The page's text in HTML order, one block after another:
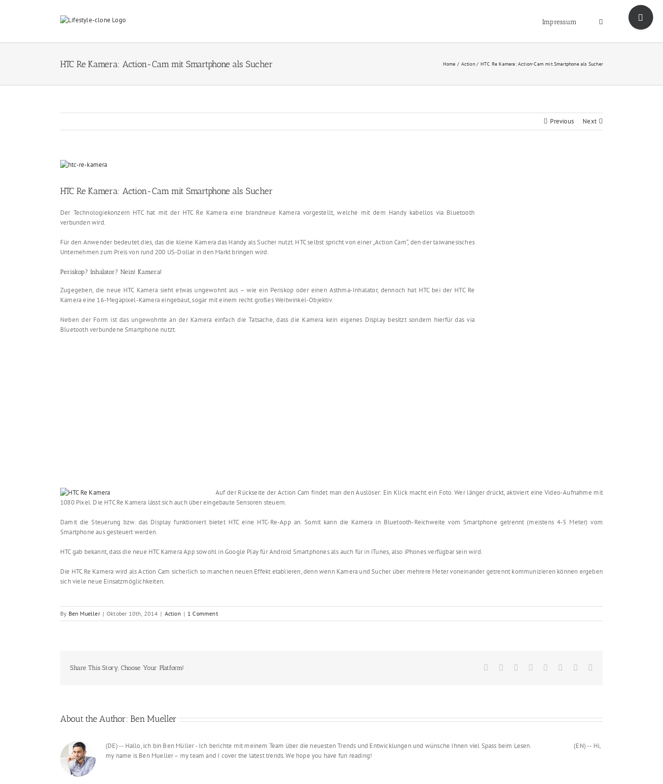
Impressum
HTC Re Kamera: Action-Cam mit Smartphone als Sucher Home Action HTC Re Kamera: Action-Cam mit Smartphone als Sucher
Previous Next
View
HTC Re Kamera: Action-Cam mit Smartphone als Sucher
Der Technologiekonzern HTC hat mit der HTC Re Kamera eine brandneue Kamera vorgestellt, welche mit dem Handy kabellos via Bluetooth
verbunden wird.
Für den Anwender bedeutet dies, das die kleine Kamera das Handy als Sucher nutzt. HTC selbst spricht von einer „Action Cam“, den der taiwanesisches
Unternehmen zum Preis von rund 200 US-Dollar in den Markt bringen wird.
Periskop? Inhalator? Nein! Kamera!
Zugegeben, die neue HTC Kamera sieht etwas ungewohnt aus – wie ein Periskop oder einen Asthma-Inhalator, dennoch hat HTC bei der HTC Re
Kamera eine 16-Megapixel-Kamera eingebaut, sogar mit einem recht großes Weitwinkel-Objektiv.
Neben der Form ist das ungewohnte an der Kamera einfach die Tatsache, dass die Kamera kein eigenes Display besitzt sondern hierfür das via
Bluetooth verbundene Smartphone nutzt.
Auf der Rückseite der Action Cam findet man den Auslöser: Ein Klick macht ein Foto. Wer länger drückt, aktiviert eine Video-Aufnahme mit
1080 Pixel. Die HTC Re Kamera lässt sich auch über eingebaute Sensoren steuern.
Damit die Steuerung bzw. das Display funktioniert bietet HTC eine HTC-Re-App an. Somit kann die Kamera in Bluetooth-Reichweite vom Smartphone getrennt (meistens 4-5 Meter) vom
Smartphone aus gesteuert werden.
HTC gab bekannt, dass die neue HTC Kamera App sowohl in Google Play für Android Smartphones als auch für in iTunes, also iPhones verfügbar sein wird.
Die HTC Re Kamera wird als Action Cam sicherlich so manchen neuen Effekt etablieren, denn wenn Kamera und Sucher über mehrere Meter voneinander getrennt kommunizieren können ergeben
sich viele neue Einsatzmöglichkeiten.
By Ben Mueller | Oktober 10th, 2014 | Action | 1 Comment
Share This Story, Choose Your Platform! Facebook Reddit LinkedIn
TumblrPinterest
About the Author: Ben Mueller
(DE) -- Hallo, ich bin Ben Müller - Ich berichte mit meinem Team über die neuesten Trends und Entwicklungen und wünsche Ihnen viel Spass beim Lesen. (EN) -- Hi,
my name is Ben Mueller – my team and I cover the latest trends. We hope you have fun reading!
Toggle
Sliding
Bar